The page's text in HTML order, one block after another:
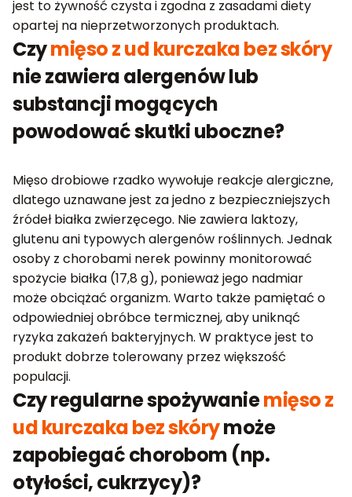
jest to żywność czysta i zgodna z zasadami diety
opartej na nieprzetworzonych produktach.
Czymięso z ud kurczaka bez skóry
nie zawiera alergenów lub
substancji mogących
powodować skutki uboczne?
Mięso drobiowe rzadko wywołuje reakcje alergiczne,
dlatego uznawane jest za jedno z bezpieczniejszych
źródeł białka zwierzęcego. Nie zawiera laktozy,
glutenu ani typowych alergenów roślinnych. Jednak
osoby z chorobami nerek powinny monitorować
spożycie białka (17,8 g), ponieważ jego nadmiar
może obciążać organizm. Warto także pamiętać o
odpowiedniej obróbce termicznej, aby uniknąć
ryzyka zakażeń bakteryjnych. W praktyce jest to
produkt dobrze tolerowany przez większość
populacji.
Czy regularne spożywaniemięso z
ud kurczaka bez skórymoże
zapobiegać chorobom (np.
otyłości, cukrzycy)?